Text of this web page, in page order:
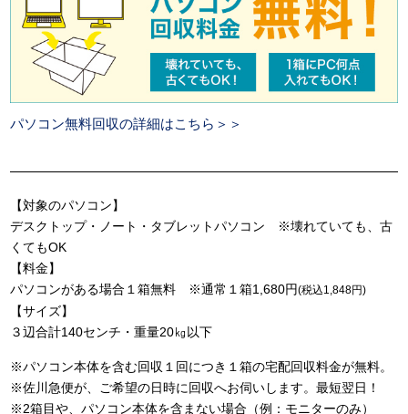
パソコン無料回収の詳細はこちら＞＞
【対象のパソコン】
デスクトップ・ノート・タブレットパソコン ※壊れていても、古
くてもOK
【料金】
パソコンがある場合１箱無料 ※通常１箱1,680円(税込1,848円)
【サイズ】
３辺合計140センチ・重量20㎏以下
※パソコン本体を含む回収１回につき１箱の宅配回収料金が無料。
※佐川急便が、ご希望の日時に回収へお伺いします。最短翌日！
※2箱目や、パソコン本体を含まない場合（例：モニターのみ）